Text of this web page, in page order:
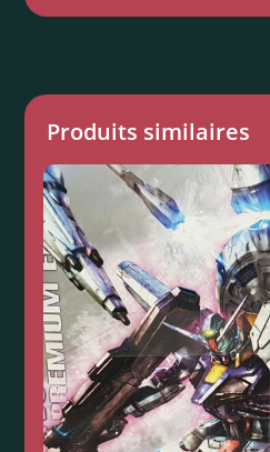
Produits similaires